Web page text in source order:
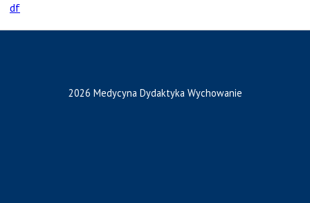
df
2026 Medycyna Dydaktyka Wychowanie